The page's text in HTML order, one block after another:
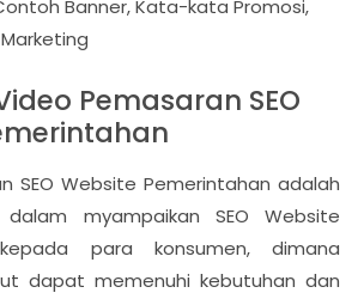
Banner, Kata-kata Promosi,
Pemasaran SEO
SEO Website Pemerintahan adalah
myampaikan SEO Website
para konsumen, dimana
dapat memenuhi kebutuhan dan